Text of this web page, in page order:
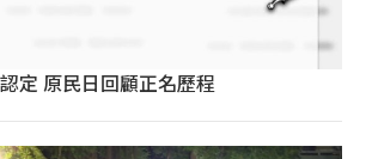
定 原民日回顧正名歷程